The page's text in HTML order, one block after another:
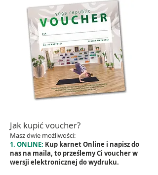
Jak kupić voucher?
Masz dwie możliwości:
1. ONLINE: Kup karnet Online i napisz do
nas na maila, to prześlemy Ci voucher w
wersji elektronicznej do wydruku.